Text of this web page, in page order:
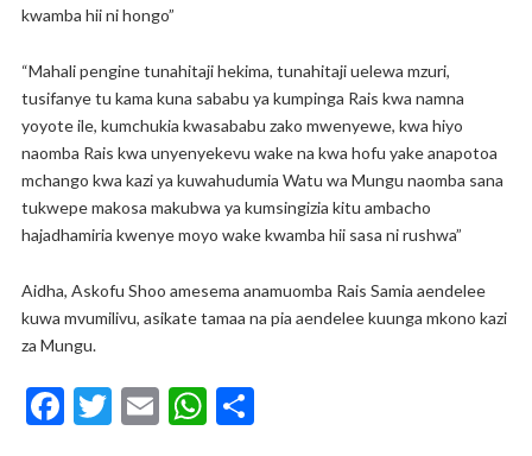
kwamba hii ni hongo”
“Mahali pengine tunahitaji hekima, tunahitaji uelewa mzuri,
tusifanye tu kama kuna sababu ya kumpinga Rais kwa namna
yoyote ile, kumchukia kwasababu zako mwenyewe, kwa hiyo
naomba Rais kwa unyenyekevu wake na kwa hofu yake anapotoa
mchango kwa kazi ya kuwahudumia Watu wa Mungu naomba sana
tukwepe makosa makubwa ya kumsingizia kitu ambacho
hajadhamiria kwenye moyo wake kwamba hii sasa ni rushwa”
Aidha, Askofu Shoo amesema anamuomba Rais Samia aendelee
kuwa mvumilivu, asikate tamaa na pia aendelee kuunga mkono kazi
za Mungu.
F T E W S